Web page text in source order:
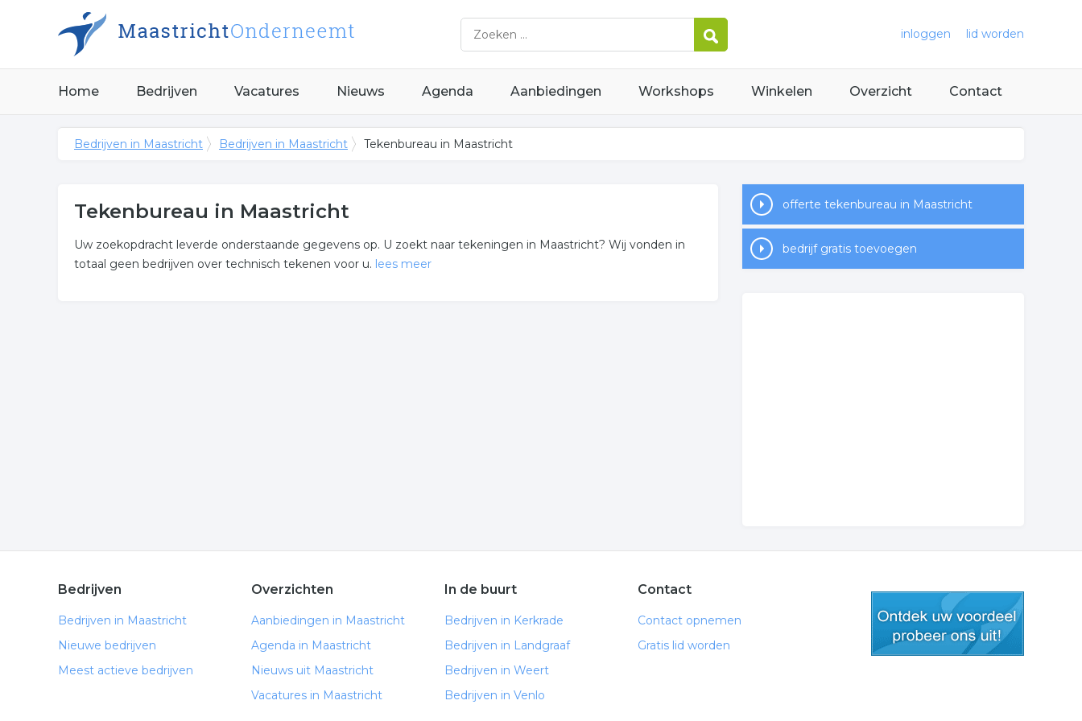
inloggen lid worden
Home Bedrijven Vacatures Nieuws Agenda Aanbiedingen Workshops Winkelen Overzicht Contact
Bedrijven in Maastricht Bedrijven in Maastricht Tekenbureau in Maastricht
Tekenbureau in Maastricht
Uw zoekopdracht leverde onderstaande gegevens op. U zoekt naar tekeningen in Maastricht? Wij vonden in
totaal geen bedrijven over technisch tekenen voor u. lees meer
offerte tekenbureau in Maastricht
bedrijf gratis toevoegen
Bedrijven
Bedrijven in Maastricht
Nieuwe bedrijven
Meest actieve bedrijven
Overzichten
Aanbiedingen in Maastricht
Agenda in Maastricht
Nieuws uit Maastricht
Vacatures in Maastricht
In de buurt
Bedrijven in Kerkrade
Bedrijven in Landgraaf
Bedrijven in Weert
Bedrijven in Venlo
Contact
Contact opnemen
Gratis lid worden